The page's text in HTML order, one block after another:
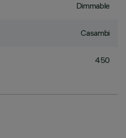
Dimmable
Casambi
450